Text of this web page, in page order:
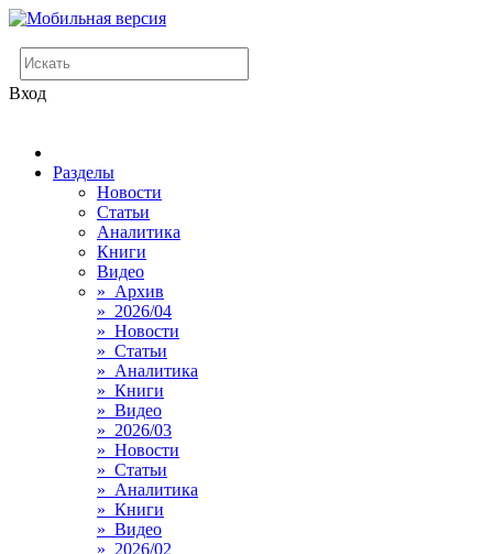
Вход
Разделы
Новости
Статьи
Аналитика
Книги
Видео
» Архив
» 2026/04
» Новости
» Статьи
» Аналитика
» Книги
» Видео
» 2026/03
» Новости
» Статьи
» Аналитика
» Книги
» Видео
» 2026/02